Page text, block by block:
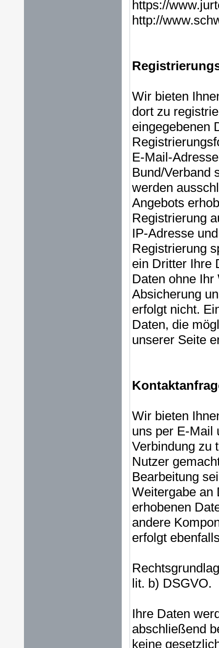
https://
http://
Wir bieten
dort zu
eingegebenen
E-Mail-
Bund/Verband
werden
Angebots
Registrierung
IP-Adresse
Registrierung
ein Dritter Ihre
Daten ohne
Absicherung
erfolgt nicht.
Daten, die
unserer Seite
Wir bieten
uns per E-Mail
Verbindung zu
Nutzer
Bearbeitung
Weitergabe an
erhobenen
andere
erfolgt
lit. b) DSGVO.
Ihre Daten
abschließend
keine